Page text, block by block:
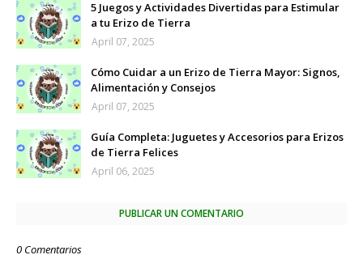
5 Juegos y Actividades Divertidas para Estimular
a tu Erizo de Tierra
April 07, 2025
Cómo Cuidar a un Erizo de Tierra Mayor: Signos,
Alimentación y Consejos
April 07, 2025
Guía Completa: Juguetes y Accesorios para Erizos
de Tierra Felices
April 06, 2025
PUBLICAR UN COMENTARIO
0 Comentarios